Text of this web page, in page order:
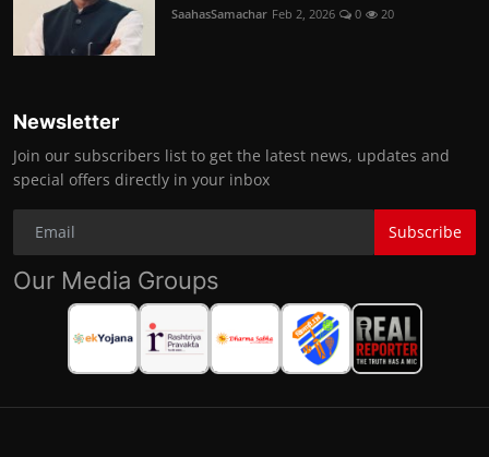
SaahasSamachar Feb 2, 2026 0 20
Newsletter
Join our subscribers list to get the latest news, updates and
special offers directly in your inbox
Subscribe
Our Media Groups